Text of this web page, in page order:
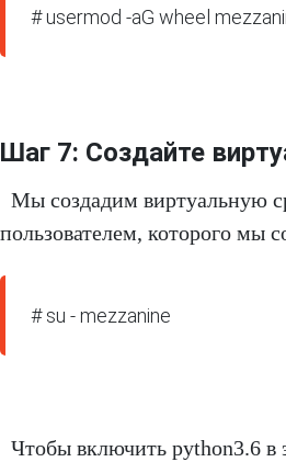
# usermod -aG wheel
Шаг 7: Создайте
Мы создадим виртуальную
пользователем, которого мы
# su - mezzanine
Чтобы включить python3.6 в